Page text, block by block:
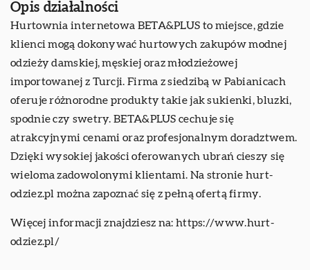
Opis działalności
Hurtownia internetowa BETA&PLUS to miejsce, gdzie
klienci mogą dokonywać hurtowych zakupów modnej
odzieży damskiej, męskiej oraz młodzieżowej
importowanej z Turcji. Firma z siedzibą w Pabianicach
oferuje różnorodne produkty takie jak sukienki, bluzki,
spodnie czy swetry. BETA&PLUS cechuje się
atrakcyjnymi cenami oraz profesjonalnym doradztwem.
Dzięki wysokiej jakości oferowanych ubrań cieszy się
wieloma zadowolonymi klientami. Na stronie hurt-
odziez.pl można zapoznać się z pełną ofertą firmy.
Więcej informacji znajdziesz na: https://www.hurt-
odziez.pl/